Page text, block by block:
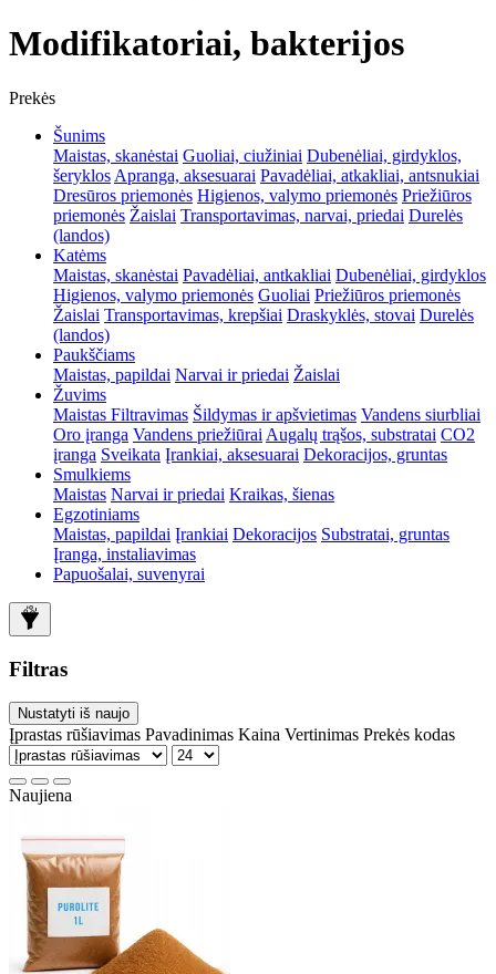
Modifikatoriai, bakterijos
Prekės
Šunims
Maistas, skanėstai Guoliai, ciužiniai Dubenėliai, girdyklos,
šeryklos Apranga, aksesuarai Pavadėliai, atkakliai, antsnukiai
Dresūros priemonės Higienos, valymo priemonės Priežiūros
priemonės Žaislai Transportavimas, narvai, priedai Durelės
(landos)
Katėms
Maistas, skanėstai Pavadėliai, antkakliai Dubenėliai, girdyklos
Higienos, valymo priemonės Guoliai Priežiūros priemonės
Žaislai Transportavimas, krepšiai Draskyklės, stovai Durelės
(landos)
Paukščiams
Maistas, papildai Narvai ir priedai Žaislai
Žuvims
Maistas Filtravimas Šildymas ir apšvietimas Vandens siurbliai
Oro įranga Vandens priežiūrai Augalų trąšos, substratai CO2
įranga Sveikata Įrankiai, aksesuarai Dekoracijos, gruntas
Smulkiems
Maistas Narvai ir priedai Kraikas, šienas
Egzotiniams
Maistas, papildai Įrankiai Dekoracijos Substratai, gruntas
Įranga, instaliavimas
Papuošalai, suvenyrai
Filtras
Nustatyti iš naujo
Įprastas rūšiavimas Pavadinimas Kaina Vertinimas Prekės kodas
Naujiena